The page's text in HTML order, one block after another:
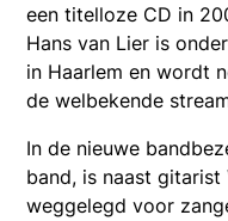
een titelloze CD in
Hans van Lier is
in Haarlem en wordt
de welbekende
In de nieuwe
band, is naast gitarist
weggelegd voor